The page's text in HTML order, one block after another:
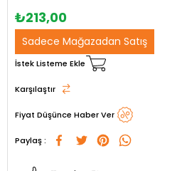
₺213,00
Sadece Mağazadan Satış
İstek Listeme Ekle
Karşılaştır
Fiyat Düşünce Haber Ver
Paylaş :